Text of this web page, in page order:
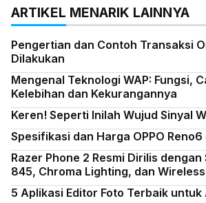
ARTIKEL MENARIK LAINNYA
Pengertian dan Contoh Transaksi
Dilakukan
Mengenal Teknologi WAP: Fungsi,
Kelebihan dan Kekurangannya
Keren! Seperti Inilah Wujud Sinyal
Spesifikasi dan Harga OPPO
Razer Phone 2 Resmi Dirilis
845, Chroma Lighting, dan
5 Aplikasi Editor Foto Terbaik untuk